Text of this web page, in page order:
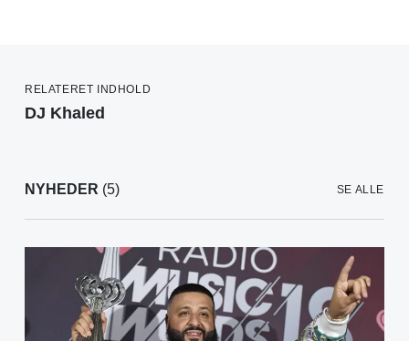
RELATERET INDHOLD
DJ Khaled
NYHEDER (5) SE ALLE